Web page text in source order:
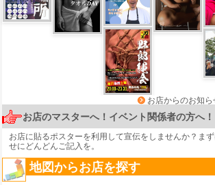
お店からのお知
お店のマスターへ！イベント関係者の方へ！
お店に貼るポスターを利用して宣伝をしませんか？まず
せにどんどんご記入を。
地図からお店を探す